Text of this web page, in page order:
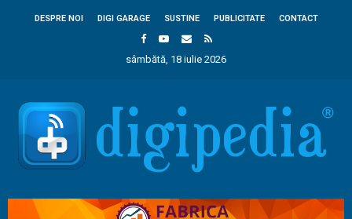
DESPRE NOI DIGI GARAGE SUSTINE PUBLICITATE CONTACT
sâmbătă, 18 iulie 2026